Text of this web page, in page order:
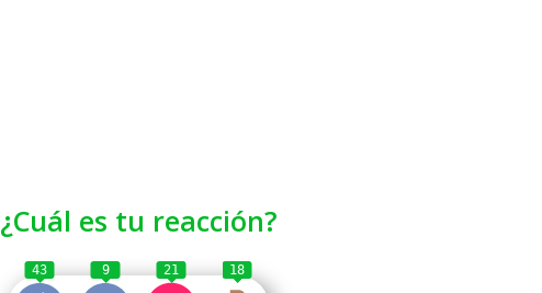
¿Cuál es tu reacción?
43 9 21 18